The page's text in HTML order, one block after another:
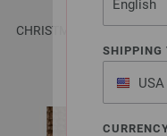
SHIPPING
of
CHRISTMAS Special -